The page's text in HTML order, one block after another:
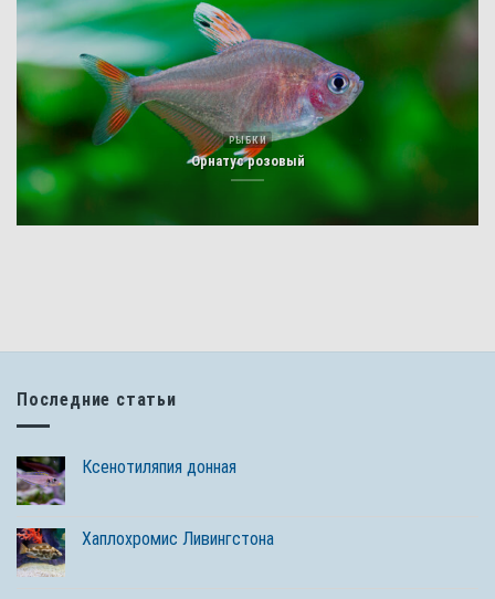
РЫБКИ
Орнатус розовый
Последние статьи
Ксенотиляпия донная
Хаплохромис Ливингстона